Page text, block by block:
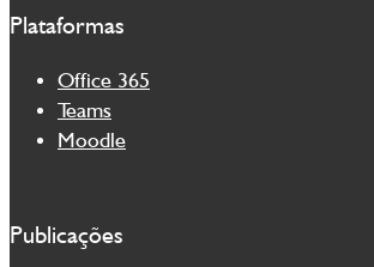
Plataformas
Office 365
Teams
Moodle
Publicações